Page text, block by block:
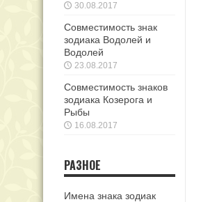
30.08.2017
Совместимость знак
зодиака Водолей и
Водолей
23.08.2017
Совместимость знаков
зодиака Козерога и
Рыбы
16.08.2017
РАЗНОЕ
Имена знака зодиак